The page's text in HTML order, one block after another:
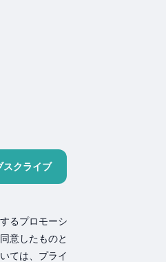
スクライブ
るプロモーシ
意したものと
ては、プライ